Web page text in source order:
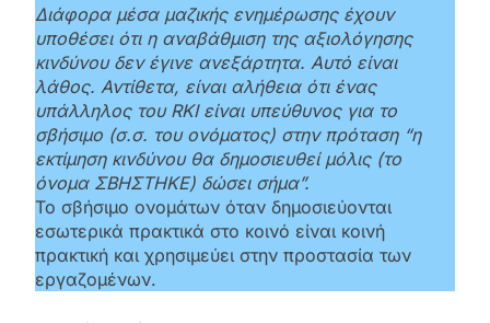
Διάφορα μέσα μαζικής ενημέρωσης έχουν
υποθέσει ότι η αναβάθμιση της αξιολόγησης
κινδύνου δεν έγινε ανεξάρτητα. Αυτό είναι
λάθος. Αντίθετα, είναι αλήθεια ότι ένας
υπάλληλος του RKI είναι υπεύθυνος για το
σβήσιμο (σ.σ. του ονόματος) στην πρόταση “η
εκτίμηση κινδύνου θα δημοσιευθεί μόλις (το
όνομα ΣΒΗΣΤΗΚΕ) δώσει σήμα”.
Το σβήσιμο ονομάτων όταν δημοσιεύονται
εσωτερικά πρακτικά στο κοινό είναι κοινή
πρακτική και χρησιμεύει στην προστασία των
εργαζομένων.